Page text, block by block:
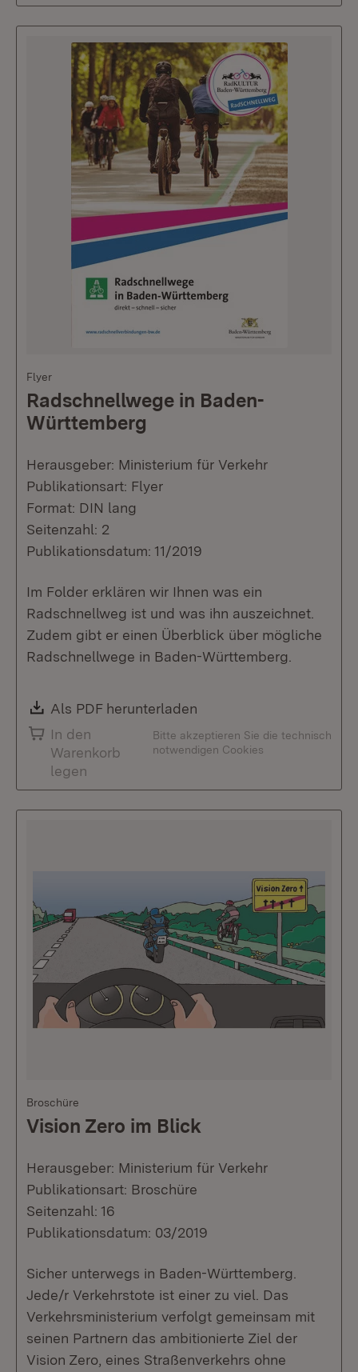
Flyer
Radschnellwege in Baden-
Württemberg
Herausgeber: Ministerium für Verkehr
Publikationsart: Flyer
Format: DIN lang
Seitenzahl: 2
Publikationsdatum: 11/2019
Im Folder erklären wir Ihnen was ein
Radschnellweg ist und was ihn auszeichnet.
Zudem gibt er einen Überblick über mögliche
Radschnellwege in Baden-Württemberg.
Download:
Als PDF herunterladen
In den
Warenkorb
legen
Bitte akzeptieren Sie die technisch
notwendigen Cookies
Broschüre
Vision Zero im Blick
Herausgeber: Ministerium für Verkehr
Publikationsart: Broschüre
Seitenzahl: 16
Publikationsdatum: 03/2019
Sicher unterwegs in Baden-Württemberg.
Jede/r Verkehrstote ist einer zu viel. Das
Verkehrsministerium verfolgt gemeinsam mit
seinen Partnern das ambitionierte Ziel der
Vision Zero, eines Straßenverkehrs ohne